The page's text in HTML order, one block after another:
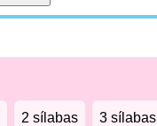
2 sílabas 3 sílabas